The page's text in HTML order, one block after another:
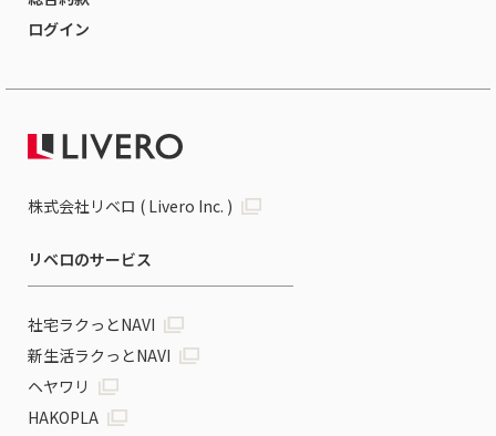
ログイン
株式会社リベロ ( Livero Inc. )
リベロのサービス
社宅ラクっとNAVI
新生活ラクっとNAVI
ヘヤワリ
HAKOPLA